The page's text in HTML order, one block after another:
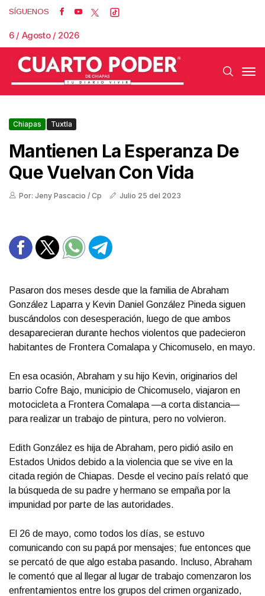
SÍGUENOS
6 / Agosto / 2026
Chiapas Tuxtla
Mantienen La Esperanza De
Que Vuelvan Con Vida
Por: Jeny Pascacio / Cp Julio 25 del 2023
Pasaron dos meses desde que la familia de Abraham
González Laparra y Kevin Daniel González Pineda siguen
buscándolos con desesperación, luego de que ambos
desaparecieran durante hechos violentos que padecieron
habitantes de Frontera Comalapa y Chicomuselo, en mayo.
En esa ocasión, Abraham y su hijo Kevin, originarios del
barrio Cofre Bajo, municipio de Chicomuselo, viajaron en
motocicleta a Frontera Comalapa —a corta distancia—
para realizar un trabajo de pintura, pero no volvieron.
Edith González es hija de Abraham, pero pidió asilo en
Estados Unidos debido a la violencia que se vive en la
citada región de Chiapas. Desde el vecino país relató que
la búsqueda de su padre y hermano se empaña por la
impunidad por parte de las autoridades.
El 26 de mayo, como todos los días, se estuvo
comunicando con su papá por mensajes; fue entonces que
se percató de que algo estaba pasando. Incluso, Abraham
le comentó que al llegar al lugar de trabajo comenzaron los
enfrentamientos entre los grupos del crimen organizado,